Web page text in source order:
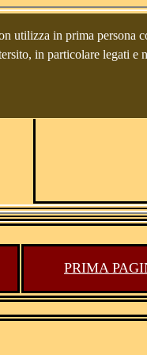
utilizza in prima persona
in particolare legati e
PRIMA